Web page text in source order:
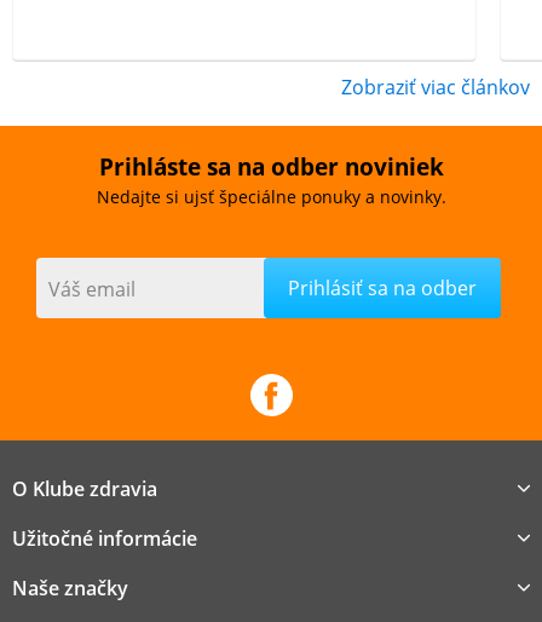
Zobraziť viac článkov
Prihláste sa na odber noviniek
Nedajte si ujsť špeciálne ponuky a novinky.
Váš email
O Klube zdravia
Užitočné informácie
Naše značky